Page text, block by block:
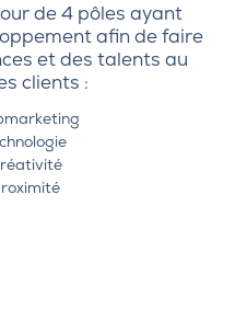
de 4 pôles ayant
afin de faire
et des talents au
clients :